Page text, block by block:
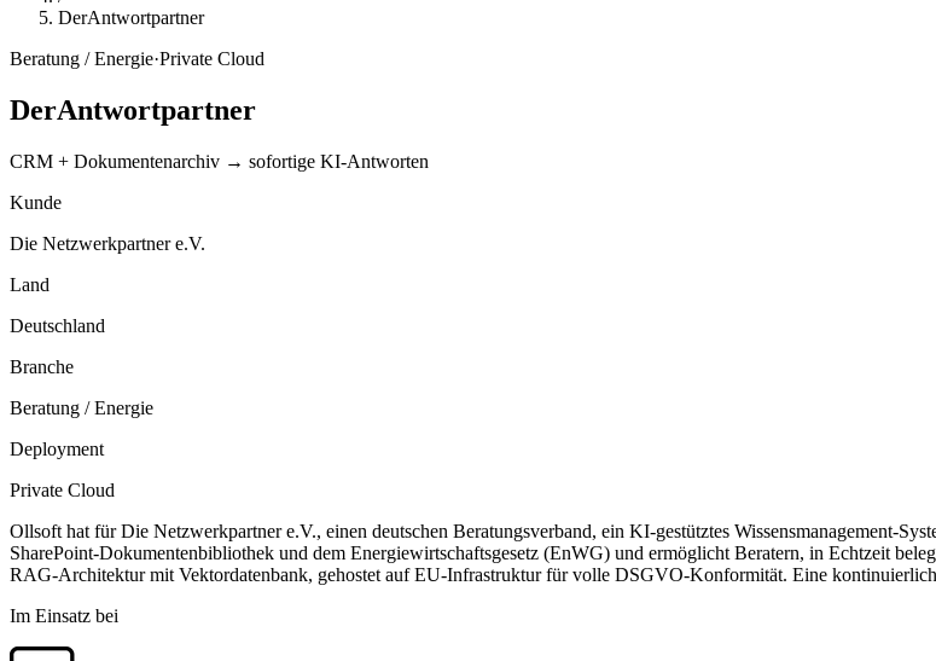
DerAntwortpartner
Beratung / Energie·Private Cloud
DerAntwortpartner
CRM + Dokumentenarchiv → sofortige KI-Antworten
Kunde
Die Netzwerkpartner e.V.
Land
Deutschland
Branche
Beratung / Energie
Deployment
Private Cloud
Ollsoft hat für Die Netzwerkpartner e.V., einen deutschen Beratungsverband, ein KI-gestütztes Wissensmanagement-
SharePoint-Dokumentenbibliothek und dem Energiewirtschaftsgesetz (EnWG) und ermöglicht Beratern, in Echtzeit
RAG-Architektur mit Vektordatenbank, gehostet auf EU-Infrastruktur für volle DSGVO-Konformität. Eine
Im Einsatz bei